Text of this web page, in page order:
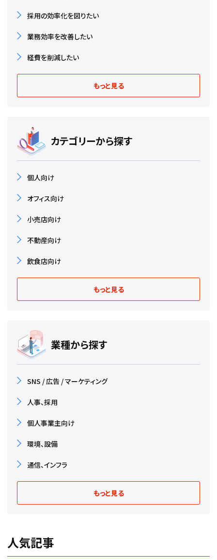
採用の効率化を図りたい
業務効率を改善したい
経費を削減したい
もっと見る
カテゴリーから探す
個人向け
オフィス向け
小売店向け
不動産向け
飲食店向け
もっと見る
業種から探す
SNS / 広告 / マーケティング
人事、採用
個人事業主向け
環境、設備
通信、インフラ
もっと見る
人気記事